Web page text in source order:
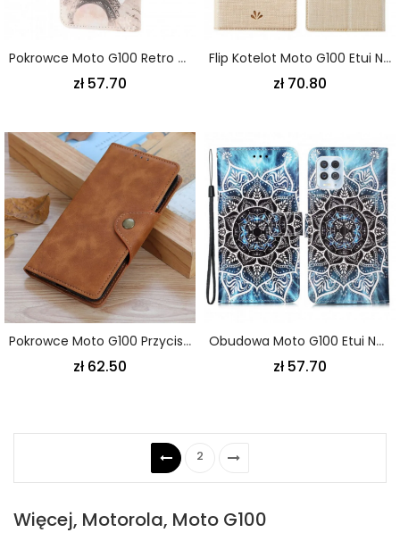
Pokrowce Moto G100 Retro Wieża Eiffla
zł 57.70
Flip Kotelot Moto G100 Etui Na Telefon Teksturowane Vili Dmx
zł 70.80
Pokrowce Moto G100 Przycisk Ze Sztucznej Skóry
zł 62.50
Obudowa Moto G100 Etui Na Telefon Mandala Na Niebie
zł 57.70
2
Więcej, Motorola, Moto G100